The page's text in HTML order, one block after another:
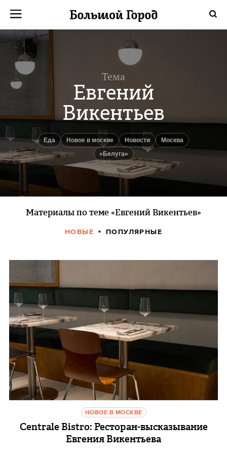
Тема
Евгений
Викентьев
еда новое в москве новости
Москва
«Белуга»
Материалы по теме «Евгений Викентьев»
НОВЫЕ ПОПУЛЯРНЫЕ
НОВОЕ В МОСКВЕ
Centrale Bistro: Ресторан-высказывание
Евгения Викентьева